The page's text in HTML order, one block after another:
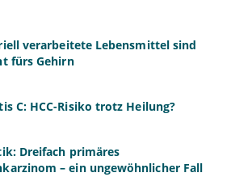
verarbeitete Lebensmittel sind
fürs Gehirn
C: HCC-Risiko trotz Heilung?
Dreifach primäres
– ein ungewöhnlicher Fall